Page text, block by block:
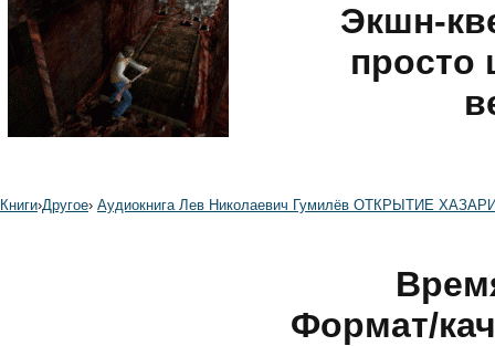
Экшн-
просто
Книги›Другое› Аудиокнига Лев Николаевич Гумилёв ОТКРЫТИЕ
Формат/